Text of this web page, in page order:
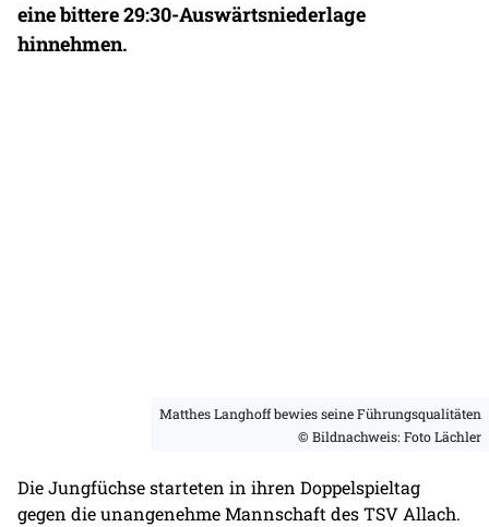
eine bittere 29:30-Auswärtsniederlage
hinnehmen.
Matthes Langhoff bewies seine Führungsqualitäten
© Bildnachweis: Foto Lächler
Die Jungfüchse starteten in ihren Doppelspieltag
gegen die unangenehme Mannschaft des TSV Allach.